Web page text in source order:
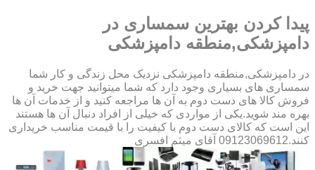
پیدا کردن بهترین سمساری در
دامپزشکی,منطقه دامپزشکی
در دامپزشکی,منطقه دامپزشکی نزدیک محل زندگی و کار شما
سمساری های بسیاری وجود دارد که شما میتوانید جهت خرید و
فروش کالا های دست دوم به آن ها مراجعه کنید و از خدمات آن ها
بهره مند شوید.یکی از مواردی که خیلی از افراد دنبال آن ها هستند
این است که کالای دست دوم با کیفیت را با قیمت مناسب خریداری
کنند.09123069612 آقای میثم افسری